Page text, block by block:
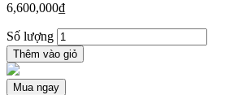
6,600,000₫
Số lượng
Thêm vào giỏ
Mua ngay